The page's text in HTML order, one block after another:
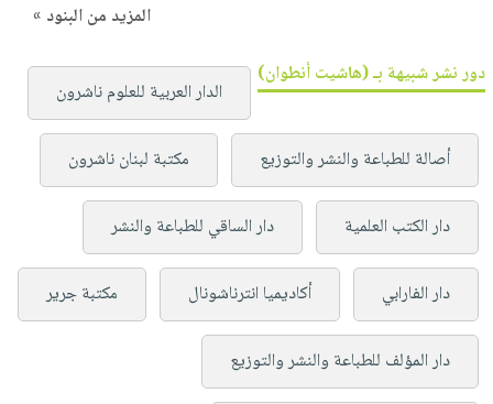
المزيد من البنود »
دور نشر شبيهة بـ (هاشيت أنطوان)
الدار العربية للعلوم ناشرون
أصالة للطباعة والنشر والتوزيع مكتبة لبنان ناشرون
دار الكتب العلمية دار الساقي للطباعة والنشر
دار الفارابي أكاديميا انترناشونال مكتبة جرير
دار المؤلف للطباعة والنشر والتوزيع